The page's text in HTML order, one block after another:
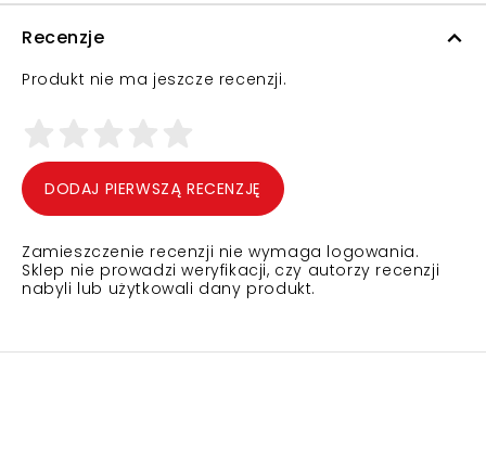
Recenzje
Produkt nie ma jeszcze recenzji.
DODAJ PIERWSZĄ RECENZJĘ
Zamieszczenie recenzji nie wymaga logowania.
Sklep nie prowadzi weryfikacji, czy autorzy recenzji
nabyli lub użytkowali dany produkt.